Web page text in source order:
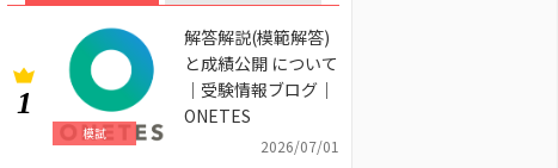
1
模試
解答解説(模範解答)
と成績公開 について
｜受験情報ブログ｜
ONETES
2026/07/01